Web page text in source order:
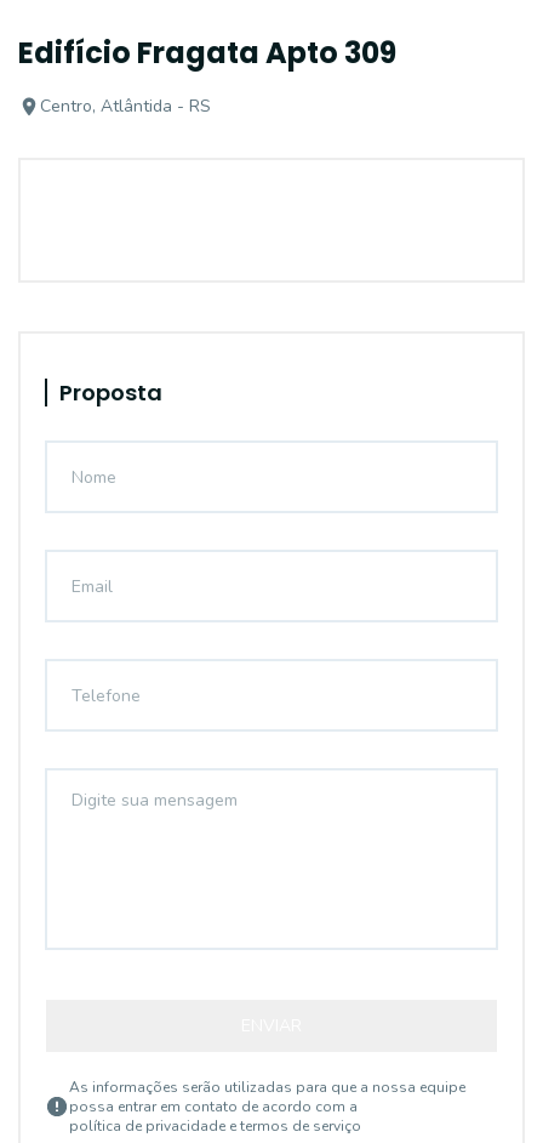
Edifício Fragata Apto 309
Centro, Atlântida - RS
Proposta
As informações serão utilizadas para que a nossa equipe
possa entrar em contato de acordo com a
política de privacidade e termos de serviço